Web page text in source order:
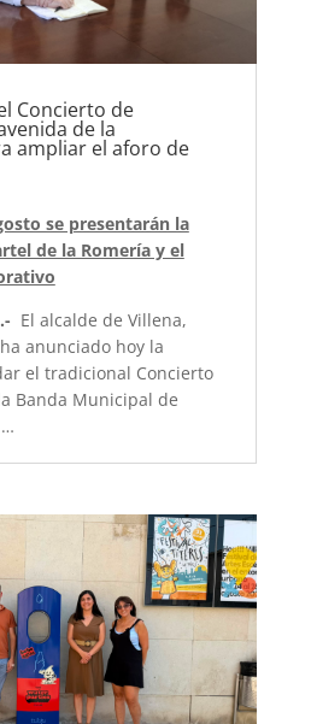
Concierto de
de la
ampliar el aforo de
se presentarán la
de la Romería y el
El alcalde de Villena,
anunciado hoy la
el tradicional Concierto
Banda Municipal de